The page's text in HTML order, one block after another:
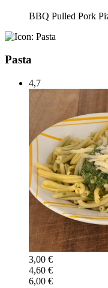
BBQ Pulled Pork
Pasta
4,7
3,00 €
4,60 €
6,00 €